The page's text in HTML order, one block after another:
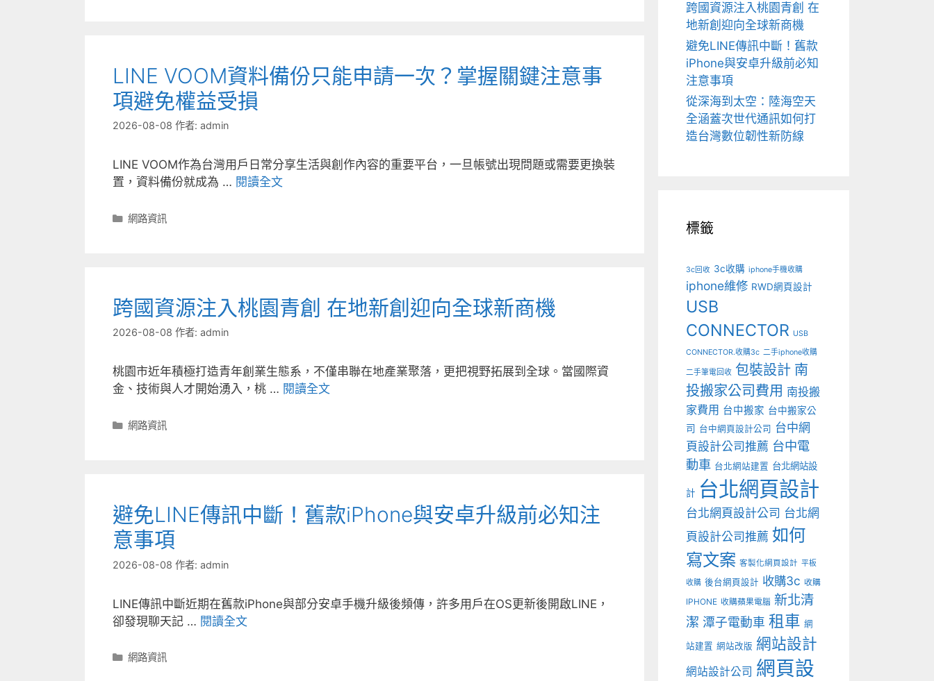
LINE VOOM資料備份只能申請一次？掌握關鍵注意事
項避免權益受損
2026-08-08 作者: admin
LINE VOOM作為台灣用戶日常分享生活與創作內容的重要平台，一旦帳號出現問題或需要更換裝
置，資料備份就成為 … 閱讀全文
分
網路資訊
跨國資源注入桃園青創 在地新創迎向全球新商機
2026-08-08 作者: admin
桃園市近年積極打造青年創業生態系，不僅串聯在地產業聚落，更把視野拓展到全球。當國際資
金、技術與人才開始湧入，桃 … 閱讀全文
分
網路資訊
避免LINE傳訊中斷！舊款iPhone與安卓升級前必知注
意事項
2026-08-08 作者: admin
LINE傳訊中斷近期在舊款iPhone與部分安卓手機升級後頻傳，許多用戶在OS更新後開啟LINE，
卻發現聊天記 … 閱讀全文
分
網路資訊
跨國資源注入桃園青創 在
地新創迎向全球新商機
避免LINE傳訊中斷！舊款
iPhone與安卓升級前必知
注意事項
從深海到太空：陸海空天
全涵蓋次世代通訊如何打
造台灣數位韌性新防線
標籤
3c回收 3c收購 iphone手機收購
iphone維修 RWD網頁設計
USB
CONNECTOR USB
CONNECTOR.收購3c 二手iphone收購
二手筆電回收 包裝設計 南
投搬家公司費用 南投搬
家費用 台中搬家 台中搬家公
司 台中網頁設計公司 台中網
頁設計公司推薦 台中電
動車 台北網站建置 台北網站設
計 台北網頁設計
台北網頁設計公司 台北網
頁設計公司推薦 如何
寫文案 客製化網頁設計 平板
收購 後台網頁設計 收購3c 收購
IPHONE 收購蘋果電腦 新北清
潔 潭子電動車 租車 網
站建置 網站改版 網站設計
網站設計公司 網頁設